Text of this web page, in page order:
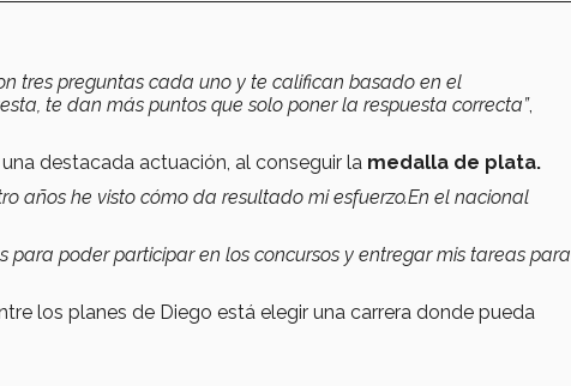
tres preguntas cada uno y te califican basado en el
te dan más puntos que solo poner la respuesta correcta”,
destacada actuación, al conseguir la medalla de plata.
años he visto cómo da resultado mi esfuerzo.En el nacional
para poder participar en los concursos y entregar mis tareas para
los planes de Diego está elegir una carrera donde pueda